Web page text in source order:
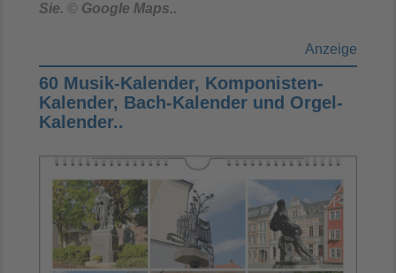
Sie. © Google Maps..
Anzeige
60 Musik-Kalender, Komponisten-
Kalender, Bach-Kalender und Orgel-
Kalender..